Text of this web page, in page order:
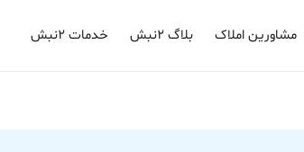
مشاورین املاک بلاگ ۲نبش خدمات ۲نبش